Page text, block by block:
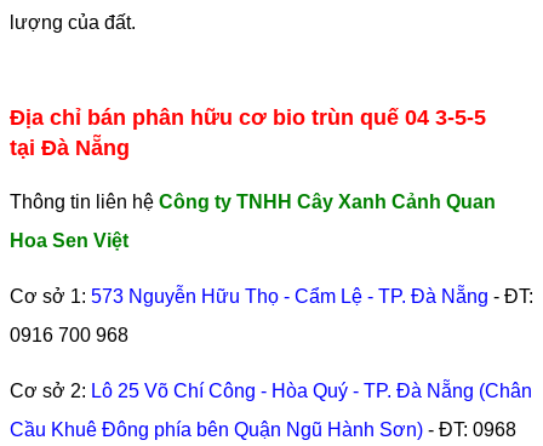
lượng của đất.
Địa chỉ bán phân hữu cơ bio trùn quế 04 3-5-5
tại Đà Nẵng
Thông tin liên hệ Công ty TNHH Cây Xanh Cảnh Quan
Hoa Sen Việt
Cơ sở 1: 573 Nguyễn Hữu Thọ - Cẩm Lệ - TP. Đà Nẵng - ĐT:
0916 700 968
Cơ sở 2: Lô 25 Võ Chí Công - Hòa Quý - TP. Đà Nẵng (Chân
Cầu Khuê Đông phía bên Quận Ngũ Hành Sơn) - ĐT: 0968